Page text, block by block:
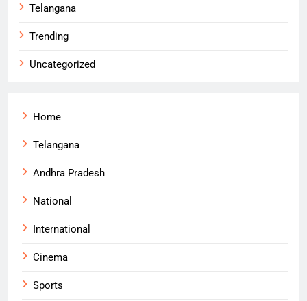
Telangana
Trending
Uncategorized
Home
Telangana
Andhra Pradesh
National
International
Cinema
Sports